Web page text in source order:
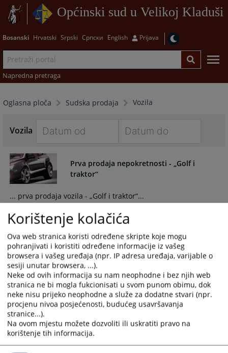
Općinski sud u Velikoj Kladuši
Bosanski Hrvatski Srpski Српски English Prijava
Napredna pretraga
Oglasna ploča Sudska prodaja Vozila
Vozila
forward
to
interact
with
the
calendar
and
select
a
date.
Press
the
question
mark
key
to
get
forward
to
with
the
calendar
and
select
a
date.
Press
the
question
mark
to
Prva prodaja nepokretnosti - „Golf i
traktor“
... prva prodaja vozila - „Golf i traktor“...
Korištenje kolačića
Ova web stranica koristi određene skripte koje mogu
pohranjivati i koristiti određene informacije iz vašeg
browsera i vašeg uređaja (npr. IP adresa uređaja, varijable o
sesiji unutar browsera, ...).
Neke od ovih informacija su nam neophodne i bez njih web
stranica ne bi mogla fukcionisati u svom punom obimu, dok
neke nisu prijeko neophodne a služe za dodatne stvari (npr.
procjenu nivoa posjećenosti, budućeg usavršavanja
stranice...).
Na ovom mjestu možete dozvoliti ili uskratiti pravo na
korištenje tih informacija.